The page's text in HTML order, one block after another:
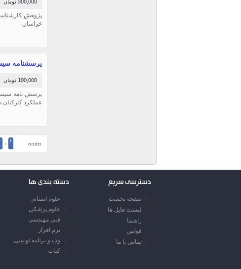
300,000 تومان
خراسان
پرسشنامه
100,000 تومان
پرسش نامه
عملكرد كاركنان
صفحه 1
-
دسترسی سریع
صفحه نخست
لیست فایل ها
راهنما
قوانین
تماس با ما
دسته بندی ها
علوم انسانی
علوم پزشکی
فنی مهندسی
نرم افزار
وب و برنامه نویسی
کتاب